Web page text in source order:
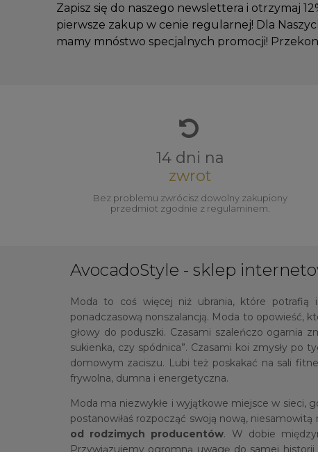
Zapisz się do naszego newslettera i otrzymaj
pierwsze zakup w cenie regularnej! Dla
mamy mnóstwo specjalnych promocji!
14 dni na
zwrot
Bez problemu zwrócisz dowolny zakupiony
przedmiot zgodnie z regulaminem.
AvocadoStyle - sklep
Moda to coś więcej niż ubrania, które potrafią
ponadczasową nonszalancją. Moda to opowieść,
głowy do poduszki. Czasami szaleńczo ogarnia
sukienka, czy spódnica”. Czasami koi zmysły
domowym zaciszu. Lubi też poskakać na sali
frywolna, dumna i energetyczna.
Moda ma niezwykłe i wyjątkowe miejsce w sieci,
postanowiłaś rozpocząć swoją nową,
od rodzimych producentów. W dobie
Przywiązujemy ogromną uwagę do samej